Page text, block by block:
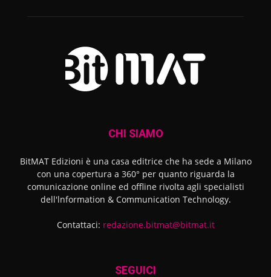
CHI SIAMO
BitMAT Edizioni è una casa editrice che ha sede a Milano
con una copertura a 360° per quanto riguarda la
comunicazione online ed offline rivolta agli specialisti
dell'lnformation & Communication Technology.
Contattaci: redazione.bitmat@bitmat.it
SEGUICI